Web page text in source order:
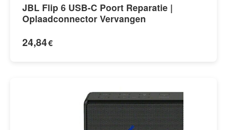
JBL Flip 6 USB-C Poort Reparatie |
Oplaadconnector Vervangen
24,84€